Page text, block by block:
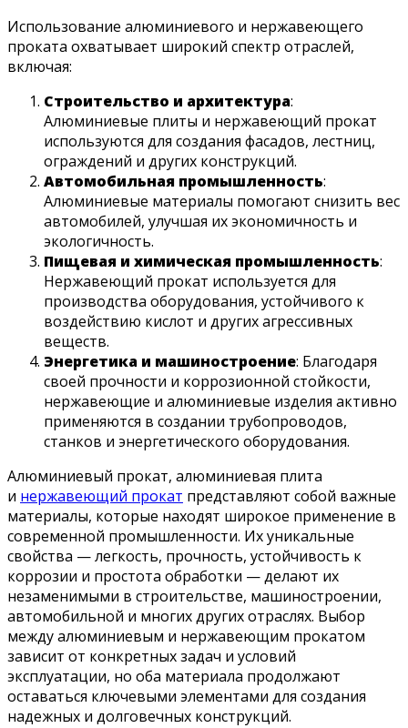
Использование алюминиевого и нержавеющего
проката охватывает широкий спектр отраслей,
включая:
Строительство и архитектура:
Алюминиевые плиты и нержавеющий прокат
используются для создания фасадов, лестниц,
ограждений и других конструкций.
Автомобильная промышленность:
Алюминиевые материалы помогают снизить вес
автомобилей, улучшая их экономичность и
экологичность.
Пищевая и химическая промышленность:
Нержавеющий прокат используется для
производства оборудования, устойчивого к
воздействию кислот и других агрессивных
веществ.
Энергетика и машиностроение: Благодаря
своей прочности и коррозионной стойкости,
нержавеющие и алюминиевые изделия активно
применяются в создании трубопроводов,
станков и энергетического оборудования.
Алюминиевый прокат, алюминиевая плита
и нержавеющий прокат представляют собой важные
материалы, которые находят широкое применение в
современной промышленности. Их уникальные
свойства — легкость, прочность, устойчивость к
коррозии и простота обработки — делают их
незаменимыми в строительстве, машиностроении,
автомобильной и многих других отраслях. Выбор
между алюминиевым и нержавеющим прокатом
зависит от конкретных задач и условий
эксплуатации, но оба материала продолжают
оставаться ключевыми элементами для создания
надежных и долговечных конструкций.